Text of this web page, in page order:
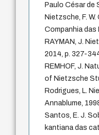
Paulo César de
Nietzsche, F.
Companhia das
RAYMAN, J.
2014, p. 327-
REMHOF, J.
of Nietzsche
Rodrigues, L.
Annablume,
Santos, E. J.
kantiana das